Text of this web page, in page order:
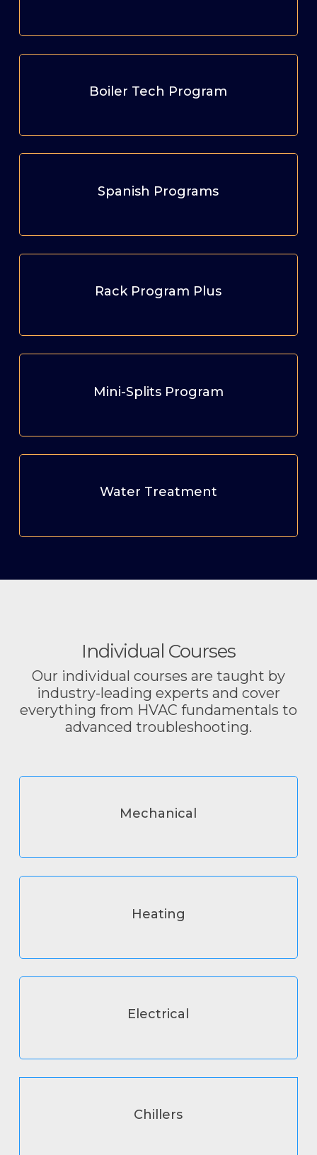
Boiler Tech Program
Spanish Programs
Rack Program Plus
Mini-Splits Program
Water Treatment
Individual Courses
Our individual courses are taught by
industry-leading experts and cover
everything from HVAC fundamentals to
advanced troubleshooting.
Mechanical
Heating
Electrical
Chillers